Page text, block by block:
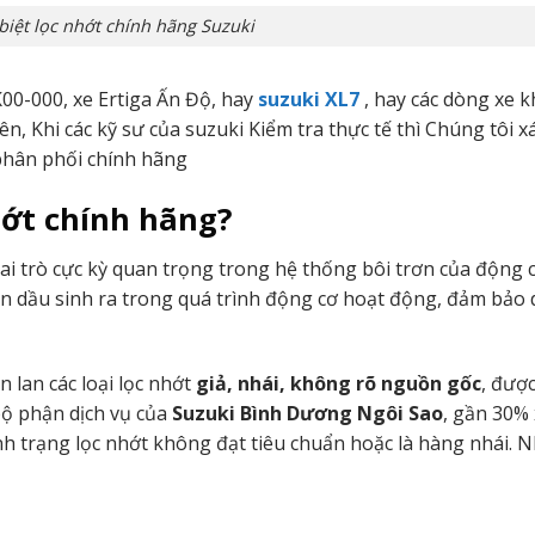
lọc nhớt chính hãng Suzuki
000, xe Ertiga Ấn Độ, hay suzuki XL7 , hay các dòng xe
Khi các kỹ sư của suzuki Kiểm tra thực tế thì Chúng tôi
phối chính hãng
chính hãng?
cực kỳ quan trọng trong hệ thống bôi trơn của động
dầu sinh ra trong quá trình động cơ hoạt động, đảm bảo
lan các loại lọc nhớt giả, nhái, không rõ nguồn gốc,
phận dịch vụ của Suzuki Bình Dương Ngôi Sao, gần
trạng lọc nhớt không đạt tiêu chuẩn hoặc là hàng nhái.